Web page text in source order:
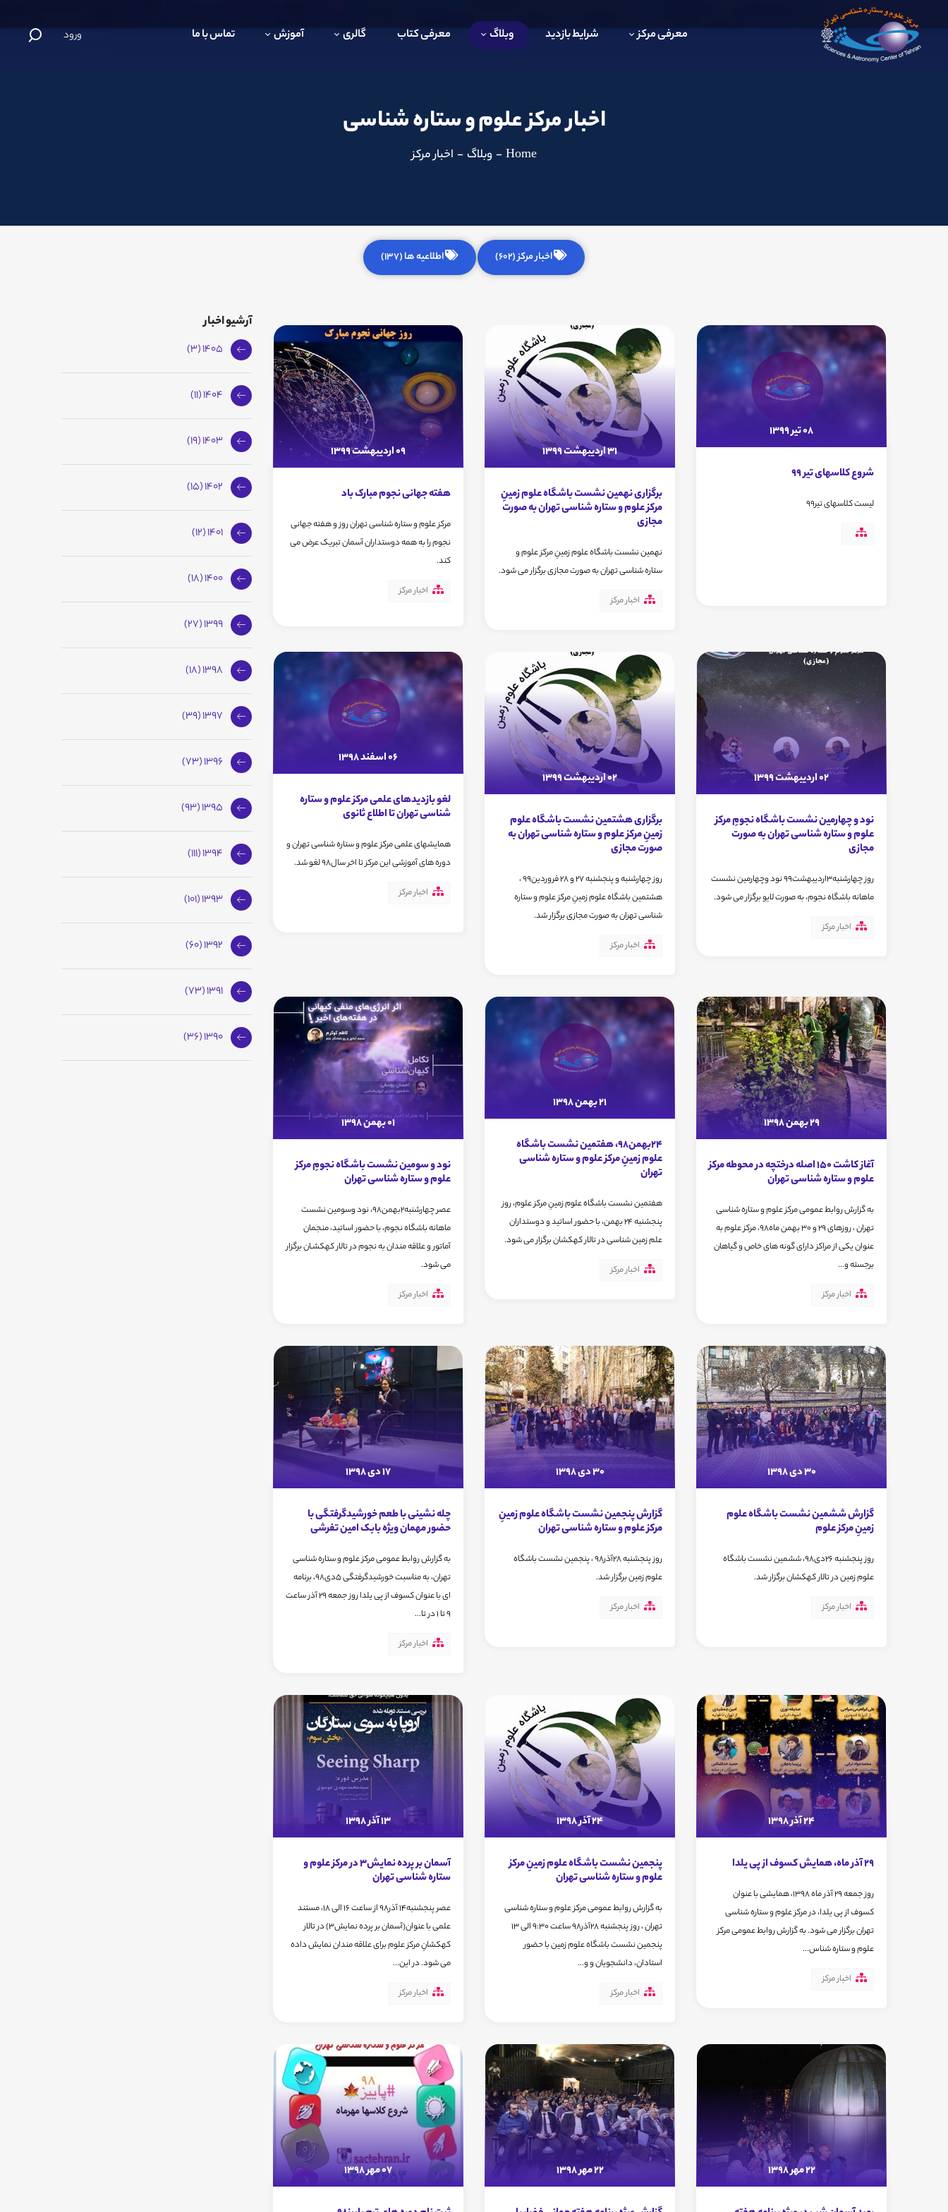
معرفی مرکز شرایط بازدید وبلاگ معرفی کتاب گالری آموزش تماس با ما ورود
اخبار مرکز علوم و ستاره شناسی
Home
- وبلاگ - اخبار مرکز
اخبار مرکز (602) اطلاعیه ها (137)
08 تیر 1399
شروع کلاسهای تیر 99
لیست کلاسهای تیر99
31 اردیبهشت 1399
برگزاری نهمین نشست باشگاه علوم زمینِ
مرکز علوم و ستاره شناسی تهران به صورت
مجازی
نهمین نشست باشگاه علوم زمینِ مرکز علوم و
ستاره شناسی تهران به صورت مجازی برگزار می شود.
اخبار مرکز
09 اردیبهشت 1399
هفته جهانی نجوم مبارک باد
مرکز علوم و ستاره شناسی تهران روز و هفته جهانی
نجوم را به همه دوستداران آسمان تبریک عرض می
کند.
اخبار مرکز
02 اردیبهشت 1399
نود و چهارمین نشست باشگاه نجومِ مرکز
علوم و ستاره شناسی تهران به صورت
مجازی
روز چهارشنبه3اردیبهشت99 نود وچهارمین نشست
ماهانه باشگاه نجوم، به صورت لایو برگزار می شود.
اخبار مرکز
02 اردیبهشت 1399
برگزاری هشتمین نشست باشگاه علوم
زمینِ مرکز علوم و ستاره شناسی تهران به
صورت مجازی
روز چهارشنبه و پنجشنبه 27 و 28 فروردین99 ،
هشتمین باشگاه علوم زمینِ مرکز علوم و ستاره
شناسی تهران به صورت مجازی برگزار شد.
اخبار مرکز
06 اسفند 1398
لغو بازدیدهای علمی مرکز علوم و ستاره
شناسی تهران تا اطلاع ثانوی
همایشهای علمی مرکز علوم و ستاره شناسی تهران و
دوره های آموزشی این مرکز تا اخر سال98 لغو شد.
اخبار مرکز
29 بهمن 1398
آغاز کاشت 150 اصله درختچه در محوطه مرکز
علوم و ستاره شناسی تهران
به گزارش روابط عمومی مرکز علوم و ستاره شناسی
تهران ، روزهای 29 و 30 بهمن ماه98، مرکز علوم به
عنوان یکی از مراکز دارای گونه های خاص و گیاهان
برجسته و...
اخبار مرکز
21 بهمن 1398
24بهمن98، هفتمین نشست باشگاه
علوم زمینِ مرکز علوم و ستاره شناسی
تهران
هفتمین نشست باشگاه علوم زمینِ مرکز علوم، روز
پنجشنبه 24 بهمن، با حضور اساتید و دوستداران
علم زمین شناسی در تالار کهکشان برگزار می شود.
اخبار مرکز
01 بهمن 1398
نود و سومین نشست باشگاه نجومِ مرکز
علوم و ستاره شناسی تهران
عصر چهارشنبه2بهمن98، نود وسومین نشست
ماهانه باشگاه نجوم، با حضور اساتید، منجمان
آماتور و علاقه مندان به نجوم در تالار کهکشـان برگزار
می شود.
اخبار مرکز
30 دی 1398
گزارش ششمین نشست باشگاه علوم
زمینِ مرکز علوم
روز پنجشنبه 26دی98، ششمین نشست باشگاه
علوم زمین در تالار کهکشان برگزار شد.
اخبار مرکز
30 دی 1398
گزارش پنجمین نشست باشگاه علوم زمینِ
مرکز علوم و ستاره شناسی تهران
روز پنجشنبه 28آذر98 ، پنجمین نشست باشگاه
علوم زمین برگزار شد.
اخبار مرکز
17 دی 1398
چله نشینی با طعم خورشیدگرفتگی با
حضور مهمان ویژه بابک امین تفرشی
به گزارش روابط عمومی مرکز علوم و ستاره شناسی
تهران، به مناسبت خورشیدگرفتگی 5دی98، برنامه
ای با عنوان کسوف از پی یلدا روز جمعه 29 آذر ساعت
9 تا 1 در تا...
اخبار مرکز
24 آذر 1398
29 آذر ماه، همایش کسوف از پی یلدا
روز جمعه 29 آذر ماه 1398، همایشی با عنوان
کسوف از پی یلدا، در مرکز علوم و ستاره شناسی
تهران برگزار می شود. به گزارش روابط عمومی مرکز
علوم و ستاره شناس...
اخبار مرکز
24 آذر 1398
پنجمین نشست باشگاه علوم زمینِ مرکز
علوم و ستاره شناسی تهران
به گزارش روابط عمومی مرکز علوم و ستاره شناسی
تهران ، روز پنجشنبه 28آذر98 ساعت 9:30 الی 13
پنجمین نشست باشگاه علوم زمین با حضور
استادان، ‌دانشجویان و و...
اخبار مرکز
13 آذر 1398
آسمان بر پرده نمایش3 در مرکز علوم و
ستاره شناسی تهران
عصر پنجشنبه14 آذر98 از ساعت 16 الی 18، مستند
علمی با عنوان(آسمان بر پرده نمایش3) در تالار
کهکشانِ مرکز علوم برای علاقه مندان نمایش داده
می شود. در این...
اخبار مرکز
22 مهر 1398 22 مهر 1398 07 مهر 1398
آرشیو اخبار
1405 (3)
1404 (11)
1403 (19)
1402 (15)
1401 (12)
1400 (18)
1399 (27)
1398 (18)
1397 (39)
1396 (73)
1395 (93)
1394 (111)
1393 (101)
1392 (60)
1391 (73)
1390 (36)